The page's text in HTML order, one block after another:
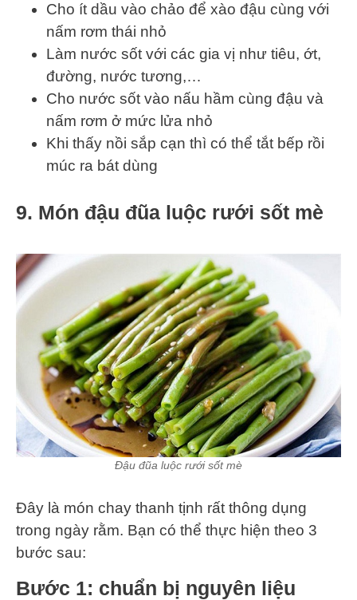
Cho ít dầu vào chảo để xào đậu cùng với
nấm rơm thái nhỏ
Làm nước sốt với các gia vị như tiêu, ớt,
đường, nước tương,…
Cho nước sốt vào nấu hầm cùng đậu và
nấm rơm ở mức lửa nhỏ
Khi thấy nồi sắp cạn thì có thể tắt bếp rồi
múc ra bát dùng
9. Món đậu đũa luộc rưới sốt mè
Đậu đũa luộc rưới sốt mè
Đây là món chay thanh tịnh rất thông dụng
trong ngày rằm. Bạn có thể thực hiện theo 3
bước sau:
Bước 1: chuẩn bị nguyên liệu